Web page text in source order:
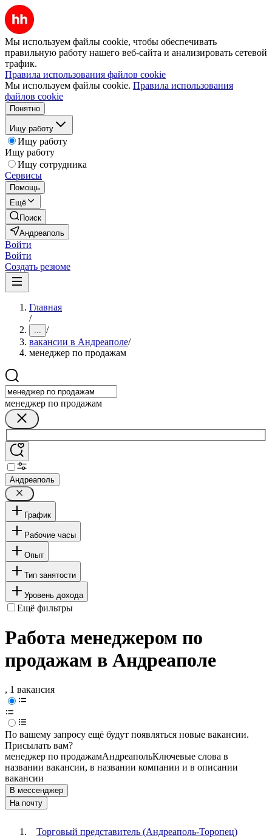
Мы используем файлы cookie, чтобы обеспечивать
правильную работу нашего веб-сайта и анализировать сетевой
трафик.
Правила использования файлов cookie
Мы используем файлы cookie. Правила использования
файлов cookie
Понятно
Ищу работу
Ищу работу
Ищу работу
Ищу сотрудника
Сервисы
Помощь
Ещё
Поиск
Андреаполь
Войти
Войти
Создать резюме
Главная
/
... /
вакансии в Андреаполе/
менеджер по продажам
менеджер по продажам
Андреаполь
График
Рабочие часы
Опыт
Тип занятости
Уровень дохода
Ещё фильтры
Работа менеджером по
продажам в Андреаполе
, 1 вакансия
По вашему запросу ещё будут появляться новые вакансии.
Присылать вам?
менеджер по продажамАндреапольКлючевые слова в
названии вакансии, в названии компании и в описании
вакансии
В мессенджер
На почту
Торговый представитель (Андреаполь-Торопец)